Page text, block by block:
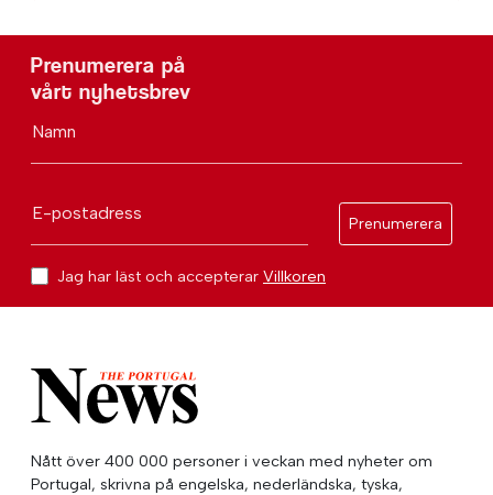
Prenumerera på
vårt nyhetsbrev
Namn
E-postadress
Prenumerera
Jag har läst och accepterar Villkoren
Nått över 400 000 personer i veckan med nyheter om
Portugal, skrivna på engelska, nederländska, tyska,